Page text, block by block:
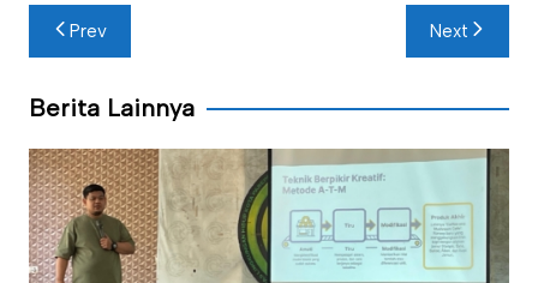
Navigasi
pos
Prev Next
Berita Lainnya